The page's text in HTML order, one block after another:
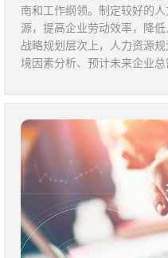
南和工作纲领。制定较好的
源，提高企业劳动效率，降
战略规划层次上，人力资源
境因素分析、预计未来企业
析问题。